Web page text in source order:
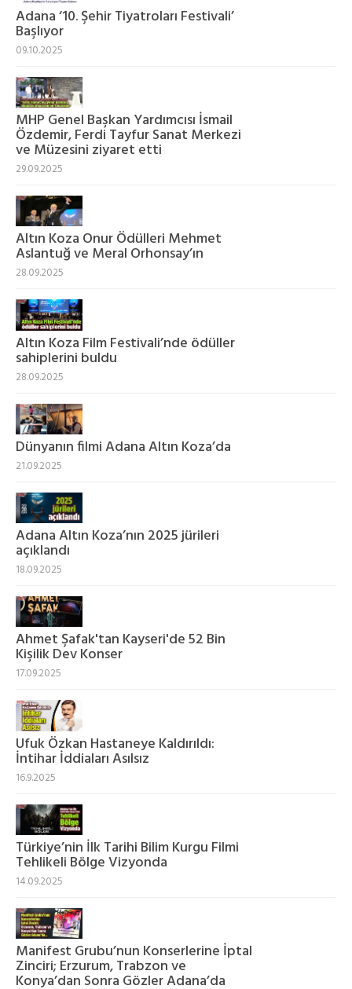
Adana ‘10. Şehir Tiyatroları Festivali’
Başlıyor
09.10.2025
MHP Genel Başkan Yardımcısı İsmail
Özdemir, Ferdi Tayfur Sanat Merkezi
ve Müzesini ziyaret etti
29.09.2025
Altın Koza Onur Ödülleri Mehmet
Aslantuğ ve Meral Orhonsay’ın
28.09.2025
Altın Koza Film Festivali’nde ödüller
sahiplerini buldu
28.09.2025
Dünyanın filmi Adana Altın Koza’da
21.09.2025
Adana Altın Koza’nın 2025 jürileri
açıklandı
18.09.2025
Ahmet Şafak'tan Kayseri'de 52 Bin
Kişilik Dev Konser
17.09.2025
Ufuk Özkan Hastaneye Kaldırıldı:
İntihar İddiaları Asılsız
16.9.2025
Türkiye’nin İlk Tarihi Bilim Kurgu Filmi
Tehlikeli Bölge Vizyonda
14.09.2025
Manifest Grubu’nun Konserlerine İptal
Zinciri; Erzurum, Trabzon ve
Konya’dan Sonra Gözler Adana’da